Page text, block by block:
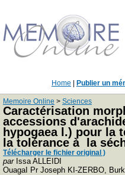
Home Publier un
Memoire Online > Sciences
Caractérisation
accessions
hypogaea l.) pour la
la tolérance à la
Télécharger le fichier original )
parIssa ALLEIDI
OuagaI Pr Joseph KI-ZERBO,